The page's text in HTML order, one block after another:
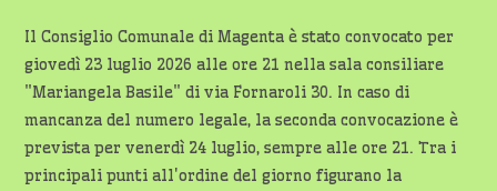
Il Consiglio Comunale di Magenta è stato convocato per
giovedì 23 luglio 2026 alle ore 21 nella sala consiliare
"Mariangela Basile" di via Fornaroli 30. In caso di
mancanza del numero legale, la seconda convocazione è
prevista per venerdì 24 luglio, sempre alle ore 21. Tra i
principali punti all'ordine del giorno figurano la